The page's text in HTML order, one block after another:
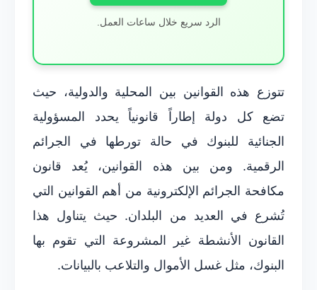
الرد سريع خلال ساعات العمل.
تتوزع هذه القوانين بين المحلية والدولية، حيث
تضع كل دولة إطاراً قانونياً يحدد المسؤولية
الجنائية للبنوك في حالة تورطها في الجرائم
الرقمية. ومن بين هذه القوانين، يُعد قانون
مكافحة الجرائم الإلكترونية من أهم القوانين التي
تُشرع في العديد من البلدان. حيث يتناول هذا
القانون الأنشطة غير المشروعة التي تقوم بها
البنوك، مثل غسل الأموال والتلاعب بالبيانات.